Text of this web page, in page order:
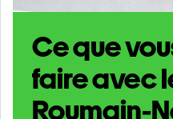
Ce que
faire avec
Roumain-